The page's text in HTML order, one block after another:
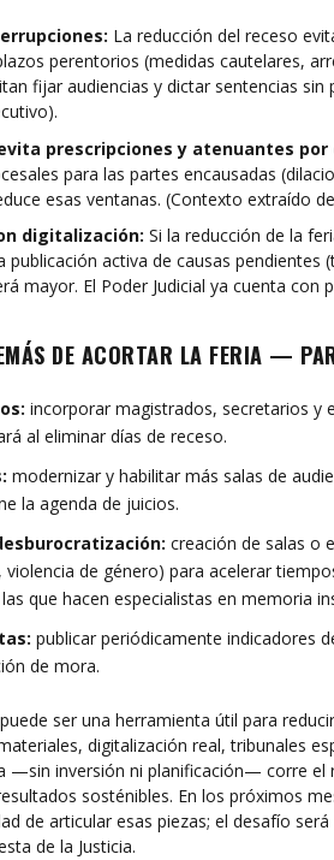
La reducción del receso
perentorios (medidas cautelares,
fijar audiencias y dictar sentencias sin
prescripciones y atenuantes por
para las partes encausadas
esas ventanas. (Contexto extraído
digitalización: Si la reducción de la
publicación activa de causas
mayor. El Poder Judicial ya cuenta con
DE ACORTAR LA FERIA —
incorporar magistrados, secretarios y
al eliminar días de receso.
modernizar y habilitar más salas de
la agenda de juicios.
creación de salas o
de género) para acelerar
que hacen especialistas en memoria
publicar periódicamente indicadores
de mora.
ser una herramienta útil para
digitalización real, tribunales
—sin inversión ni planificación— corre el
sosténibles. En los próximos
de articular esas piezas; el desafío
de la Justicia.